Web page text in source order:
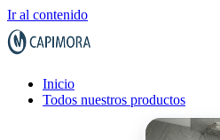
Ir al contenido
Inicio
Todos nuestros productos